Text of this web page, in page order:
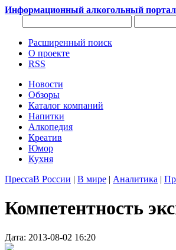
Информационный алкогольный
Расширенный поиск
О проекте
RSS
Новости
Обзоры
Каталог компаний
Напитки
Алкопедия
Креатив
Юмор
Кухня
ПрессаВ России | В мире | Аналитика |
Компетентность
Дата: 2013-08-02 16:20